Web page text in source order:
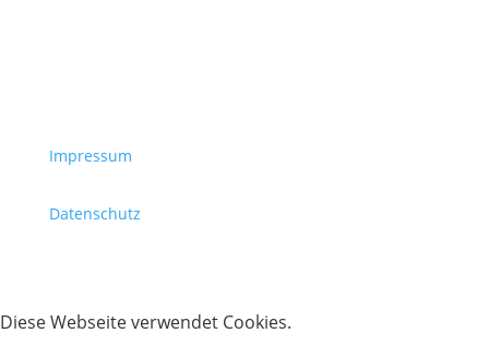
Impressum
Datenschutz
Diese Webseite verwendet Cookies.